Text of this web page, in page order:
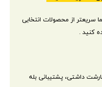
از محصولات انتخابی
کنید .
داشتی، پشتیبانی بله